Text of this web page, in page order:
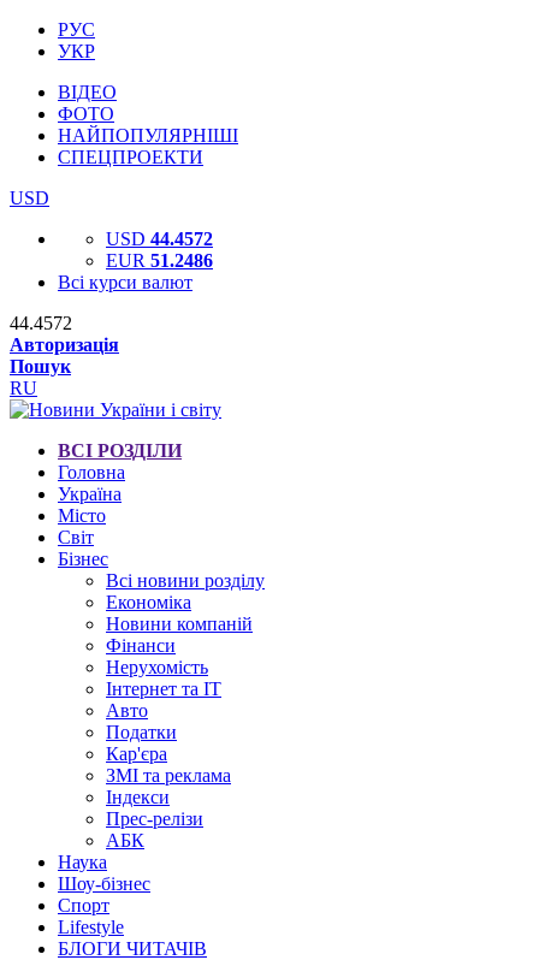
РУС
УКР
ВІДЕО
ФОТО
НАЙПОПУЛЯРНІШІ
СПЕЦПРОЕКТИ
USD
USD 44.4572
EUR 51.2486
Всі курси валют
44.4572
Авторизація
Пошук
RU
ВСІ РОЗДІЛИ
Головна
Україна
Місто
Світ
Бізнес
Всі новини розділу
Економіка
Новини компаній
Фінанси
Нерухомість
Інтернет та IT
Авто
Податки
Кар'єра
ЗМІ та реклама
Індекси
Прес-релізи
АБК
Наука
Шоу-бізнес
Спорт
Lifestyle
БЛОГИ ЧИТАЧІВ